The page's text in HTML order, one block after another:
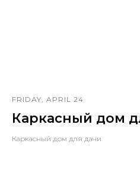
FRIDAY, APRIL 24
Каркасный дом
Каркасный дом для дачи